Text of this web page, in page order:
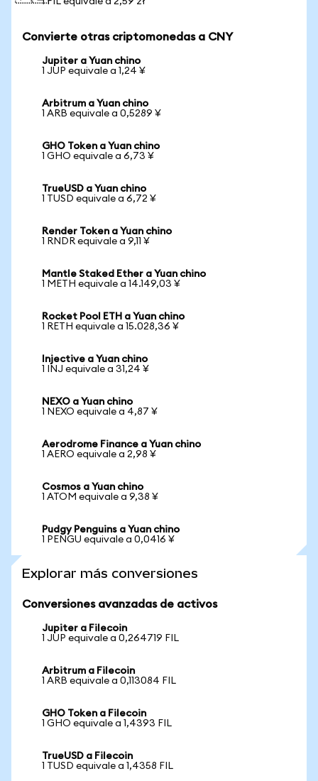
Convierte otras criptomonedas a CNY
Jupiter a Yuan chino
1 JUP equivale a 1,24 ¥
Arbitrum a Yuan chino
1 ARB equivale a 0,5289 ¥
GHO Token a Yuan chino
1 GHO equivale a 6,73 ¥
TrueUSD a Yuan chino
1 TUSD equivale a 6,72 ¥
Render Token a Yuan chino
1 RNDR equivale a 9,11 ¥
Mantle Staked Ether a Yuan chino
1 METH equivale a 14.149,03 ¥
Rocket Pool ETH a Yuan chino
1 RETH equivale a 15.028,36 ¥
Injective a Yuan chino
1 INJ equivale a 31,24 ¥
NEXO a Yuan chino
1 NEXO equivale a 4,87 ¥
Aerodrome Finance a Yuan chino
1 AERO equivale a 2,98 ¥
Cosmos a Yuan chino
1 ATOM equivale a 9,38 ¥
Pudgy Penguins a Yuan chino
1 PENGU equivale a 0,0416 ¥
Explorar más conversiones
Conversiones avanzadas de activos
Jupiter a Filecoin
1 JUP equivale a 0,264719 FIL
Arbitrum a Filecoin
1 ARB equivale a 0,113084 FIL
GHO Token a Filecoin
1 GHO equivale a 1,4393 FIL
TrueUSD a Filecoin
1 TUSD equivale a 1,4358 FIL